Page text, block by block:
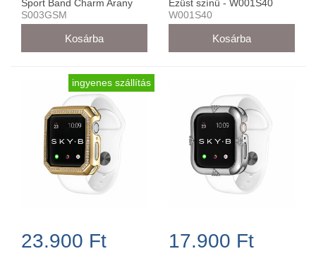
Sport Band Charm Arany
38MM/40MM - S003GSM
S003GSM
Ezüst színű - W001S40
W001S40
ingyenes szállítás
23.900 Ft 17.900 Ft